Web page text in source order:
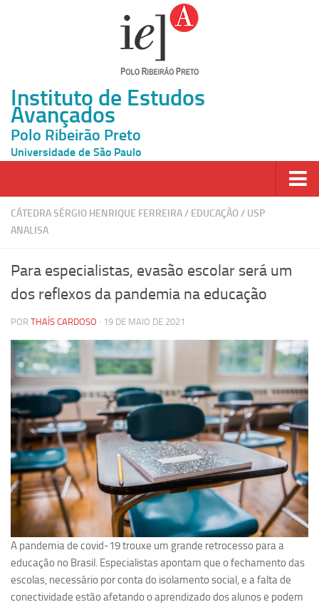
Instituto de Estudos
Avançados
Polo Ribeirão Preto
Universidade de São Paulo
Página Inicial
Ao vivo
Inscrição
Atividades
Cátedras
Pesquisa
Grupos de Estudo
Carreira Docente de Impacto
Ciência, Arte, Educação e Sociedade: CienArtES
Grupo de Estudos Avançados em Tecnologia e Informação
em Saúde com foco em Populações Vulneráveis
(Confluencia)
Grupos de estudo encerrados
Grupos de Pesquisa
Criminologia Experimental e Segurança Pública
Direito e Tecnologia (Tech Law)
Grupo de Pesquisa GPUBLIC – Centro de Estudos em Gestão
e Políticas Públicas Contemporâneas
CÁTEDRA SÉRGIO HENRIQUE FERREIRA/ EDUCAÇÃO/ USP
ANALISA
Para especialistas, evasão escolar será um
dos reflexos da pandemia na educação
POR THAÍS CARDOSO · 19 DE MAIO DE 2021
A pandemia de covid-19 trouxe um grande retrocesso para a
educação no Brasil. Especialistas apontam que o fechamento das
escolas, necessário por conta do isolamento social, e a falta de
conectividade estão afetando o aprendizado dos alunos e podem